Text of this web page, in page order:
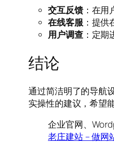
交互反馈：在用
在线客服：提供
用户调查：定期
结论
通过简洁明了的导航
实操性的建议，希望
企业官网、
老庄建站 – 做网